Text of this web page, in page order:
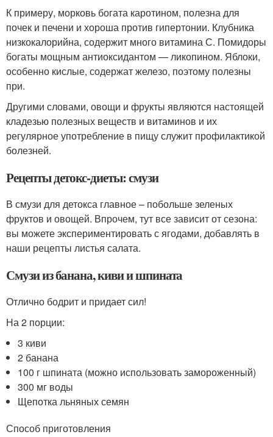
К примеру, морковь богата каротином, полезна для
почек и печени и хороша против гипертонии. Клубника
низкокалорийна, содержит много витамина С. Помидоры
богаты мощным антиоксидантом — ликопином. Яблоки,
особенно кислые, содержат железо, поэтому полезны
при.
Другими словами, овощи и фрукты являются настоящей
кладезью полезных веществ и витаминов и их
регулярное употребление в пищу служит профилактикой
болезней.
Рецепты детокс-диеты: смузи
В смузи для детокса главное – побольше зеленых
фруктов и овощей. Впрочем, тут все зависит от сезона:
вы можете экспериментировать с ягодами, добавлять в
наши рецепты листья салата.
Смузи из банана, киви и шпината
Отлично бодрит и придает сил!
На 2 порции:
3 киви
2 банана
100 г шпината (можно использовать замороженный)
300 мг воды
Щепотка льняных семян
Способ приготовления